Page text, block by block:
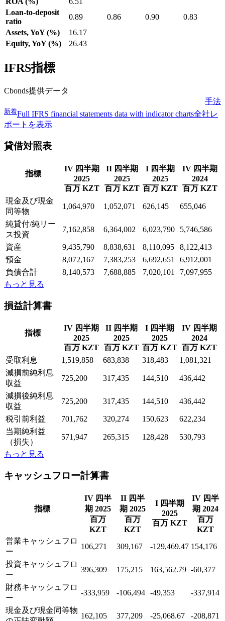
Loan-to-deposit
ratio
0.89 0.86 0.90
0.83
Assets, YoY (%)
16.17
Equity, YoY (%)
26.43
IFRS指標
Cbonds提供データ
手法
新着Full IFRS financial statements data with indicator charts全社レ
ポートを表示
貸借対照表
指標
IV 四半期
2025
百万 KZT
II 四半期
2025
百万 KZT
I 四半期
2025
百万 KZT
IV 四半期
2024
百万 KZT
現金及び現金
同等物
1,064,970 1,052,071 626,145 655,046
純貸付/純リー
ス投資
7,162,858 6,364,002 6,023,790 5,746,586
資産 9,435,790 8,838,631 8,110,095
8,122,413
預金
8,072,167 7,383,253 6,692,651
6,912,001
負債合計
8,140,573 7,688,885 7,020,101
7,097,955
もっと見る
損益計算書
指標
IV 四半期
2025
百万 KZT
II 四半期
2025
百万 KZT
I 四半期
2025
百万 KZT
IV 四半期
2024
百万 KZT
受取利息
1,519,858 683,838 318,483
1,081,321
減損前純利息
収益
725,200 317,435 144,510 436,442
減損後純利息
収益
725,200 317,435 144,510 436,442
税引前利益 701,762 320,274 150,623
622,234
当期純利益
（損失）
571,947 265,315 128,428
530,793
もっと見る
キャッシュフロー計算書
指標
IV 四半
期 2025
百万
KZT
II 四半
期 2025
百万
KZT
I 四半期
2025
百万 KZT
IV 四半
期 2024
百万
KZT
営業キャッシュフロ
ー
106,271 309,167 -129,469.47 154,176
投資キャッシュフロ
ー
396,309 175,215 163,562.79 -60,377
財務キャッシュフロ
ー
-333,959 -106,494 -49,353 -337,914
現金及び現金同等物
162,105 377,209 -25,068.67 -208,871